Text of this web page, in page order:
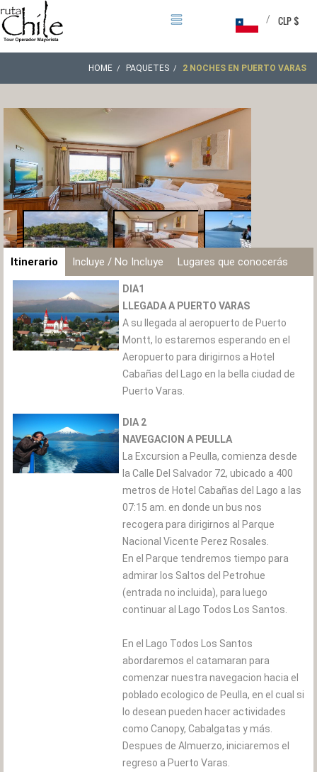
CLP $
/
HOME PAQUETES 2 NOCHES EN PUERTO VARAS
Itinerario Incluye / No Incluye Lugares que conocerás
DIA1
LLEGADA A PUERTO VARAS
A su llegada al aeropuerto de Puerto
Montt, lo estaremos esperando en el
Aeropuerto para dirigirnos a Hotel
Cabañas del Lago en la bella ciudad de
Puerto Varas.
DIA 2
NAVEGACION A PEULLA
La Excursion a Peulla, comienza desde
la Calle Del Salvador 72, ubicado a 400
metros de Hotel Cabañas del Lago a las
07:15 am. en donde un bus nos
recogera para dirigirnos al Parque
Nacional Vicente Perez Rosales.
En el Parque tendremos tiempo para
admirar los Saltos del Petrohue
(entrada no incluida), para luego
continuar al Lago Todos Los Santos.
En el Lago Todos Los Santos
abordaremos el catamaran para
comenzar nuestra navegacion hacia el
poblado ecologico de Peulla, en el cual si
lo desean pueden hacer actividades
como Canopy, Cabalgatas y más.
Despues de Almuerzo, iniciaremos el
regreso a Puerto Varas.